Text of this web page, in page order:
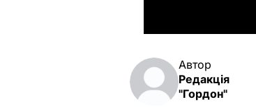
Автор
Редакція
"Гордон"